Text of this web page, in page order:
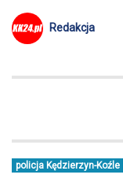
Redakcja
policja Kędzierzyn-Koźle